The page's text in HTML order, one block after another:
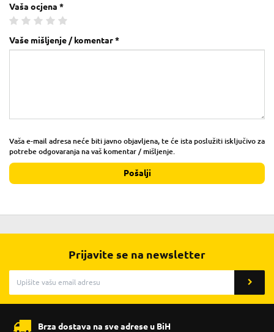
Vaša ocjena *
Vaše mišljenje / komentar *
Vaša e-mail adresa neće biti javno objavljena, te će ista poslužiti isključivo za
potrebe odgovaranja na vaš komentar / mišljenje.
Pošalji
Prijavite se na newsletter
Brza dostava na sve adrese u BiH